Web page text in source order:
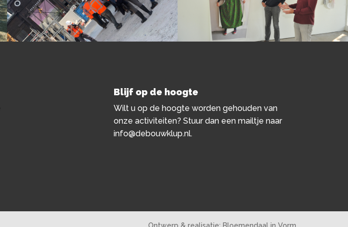
Blijf op de hoogte
Wilt u op de hoogte worden gehouden van
onze activiteiten? Stuur dan een mailtje naar
info@debouwklup.nl.
Ontwerp & realisatie: Bloemendaal in Vorm